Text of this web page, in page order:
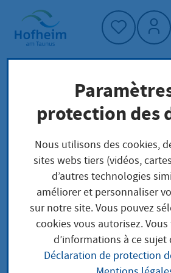
Accueil"
Page d'accueil
Vivre à Hofheim
Société et affaires sociales
Naturalisation
Formular zur
Formular zur
Einbürgerung
protection des
Nous utilisons des cookies,
sites webs tiers (vidéos,
d’autres technologies
améliorer et personnaliser
sur notre site. Vous pouvez
cookies vous autorisez.
d’informations à ce
Déclaration de protection